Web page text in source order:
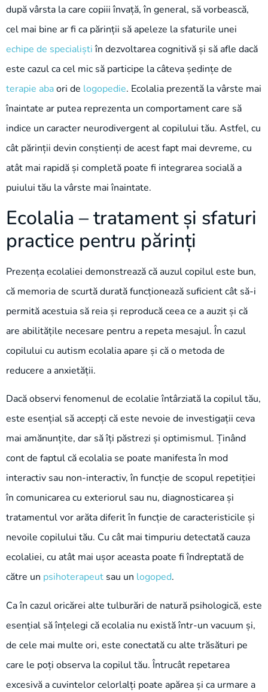
după vârsta la care copiii învață, în general, să vorbească,
cel mai bine ar fi ca părinții să apeleze la sfaturile unei
echipe de specialiștiîn dezvoltarea cognitivă și să afle dacă
este cazul ca cel mic să participe la câteva ședințe de
terapie abaori de logopedie. Ecolalia prezentă la vârste mai
înaintate ar putea reprezenta un comportament care să
indice un caracter neurodivergent al copilului tău. Astfel, cu
cât părinții devin conștienți de acest fapt mai devreme, cu
atât mai rapidă și completă poate fi integrarea socială a
puiului tău la vârste mai înaintate.
Ecolalia – tratament și sfaturi
practice pentru părinți
Prezența ecolaliei demonstrează că auzul copilul este bun,
că memoria de scurtă durată funcționează suficient cât să-i
permită acestuia să reia și reproducă ceea ce a auzit și că
are abilitățile necesare pentru a repeta mesajul. În cazul
copilului cu autism ecolalia apare și că o metoda de
reducere a anxietății.
Dacă observi fenomenul de ecolalie întârziată la copilul tău,
este esențial să accepți că este nevoie de investigații ceva
mai amănunțite, dar să îți păstrezi și optimismul. Ținând
cont de faptul că ecolalia se poate manifesta în mod
interactiv sau non-interactiv, în funcție de scopul repetiției
în comunicarea cu exteriorul sau nu, diagnosticarea și
tratamentul vor arăta diferit în funcție de caracteristicile și
nevoile copilului tău. Cu cât mai timpuriu detectată cauza
ecolaliei, cu atât mai ușor aceasta poate fi îndreptată de
către un psihoterapeut sau un logoped.
Ca în cazul oricărei alte tulburări de natură psihologică, este
esențial să înțelegi că ecolalia nu există într-un vacuum și,
de cele mai multe ori, este conectată cu alte trăsături pe
care le poți observa la copilul tău. Întrucât repetarea
excesivă a cuvintelor celorlalți poate apărea și ca urmare a